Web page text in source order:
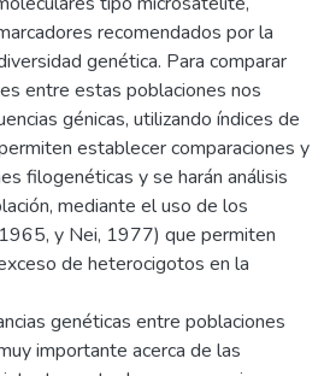
recomendados por la
genética. Para comparar
entre estas poblaciones nos
génicas, utilizando índices de
establecer comparaciones y
filogenéticas y se harán análisis
mediante el uso de los
y Nei, 1977) que permiten
de heterocigotos en la
genéticas entre poblaciones
importante acerca de las